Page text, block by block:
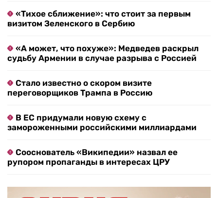
«Тихое сближение»: что стоит за первым
визитом Зеленского в Сербию
«А может, что похуже»: Медведев раскрыл
судьбу Армении в случае разрыва с Россией
Стало известно о скором визите
переговорщиков Трампа в Россию
В ЕС придумали новую схему с
замороженными российскими миллиардами
Сооснователь «Википедии» назвал ее
рупором пропаганды в интересах ЦРУ